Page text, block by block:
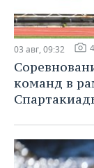
03 авг, 09:32
команд в